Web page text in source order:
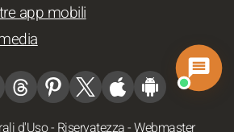
app mobili
d'Uso- Riservatezza-Webmaster